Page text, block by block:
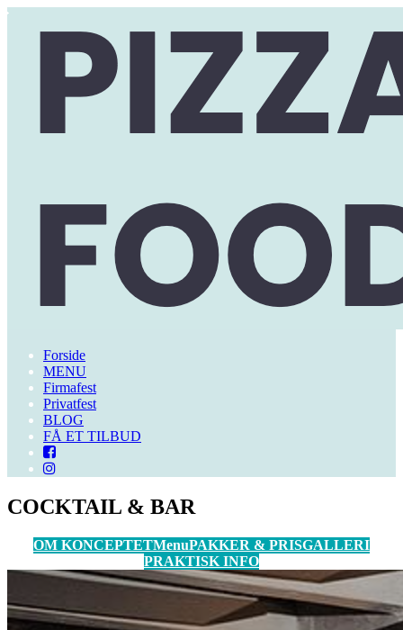
Forside
MENU
Firmafest
Privatfest
BLOG
FÅ ET TILBUD
COCKTAIL & BAR
OM KONCEPTETMenuPAKKER & PRISGALLERI
PRAKTISK INFO